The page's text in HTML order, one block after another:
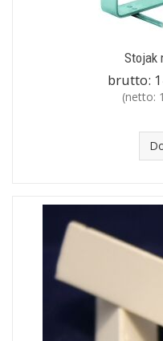
Stojak
brutto:
(netto: